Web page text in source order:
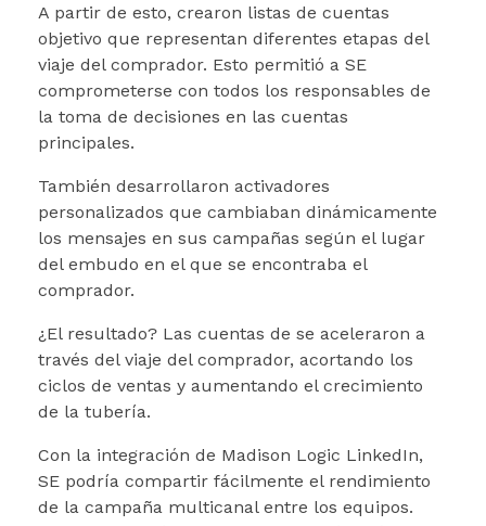
A partir de esto, crearon listas de cuentas
objetivo que representan diferentes etapas del
viaje del comprador. Esto permitió a SE
comprometerse con todos los responsables de
la toma de decisiones en las cuentas
principales.
También desarrollaron activadores
personalizados que cambiaban dinámicamente
los mensajes en sus campañas según el lugar
del embudo en el que se encontraba el
comprador.
¿El resultado? Las cuentas de se aceleraron a
través del viaje del comprador, acortando los
ciclos de ventas y aumentando el crecimiento
de la tubería.
Con la integración de Madison Logic LinkedIn,
SE podría compartir fácilmente el rendimiento
de la campaña multicanal entre los equipos.